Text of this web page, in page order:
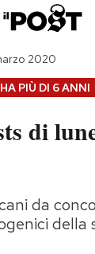
Auto
Moda
Ok
PIÙ DI 6 ANNI
2020
di
da
della